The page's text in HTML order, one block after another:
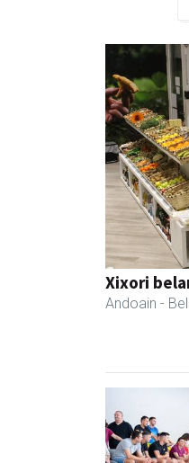
Xixori
Andoain -